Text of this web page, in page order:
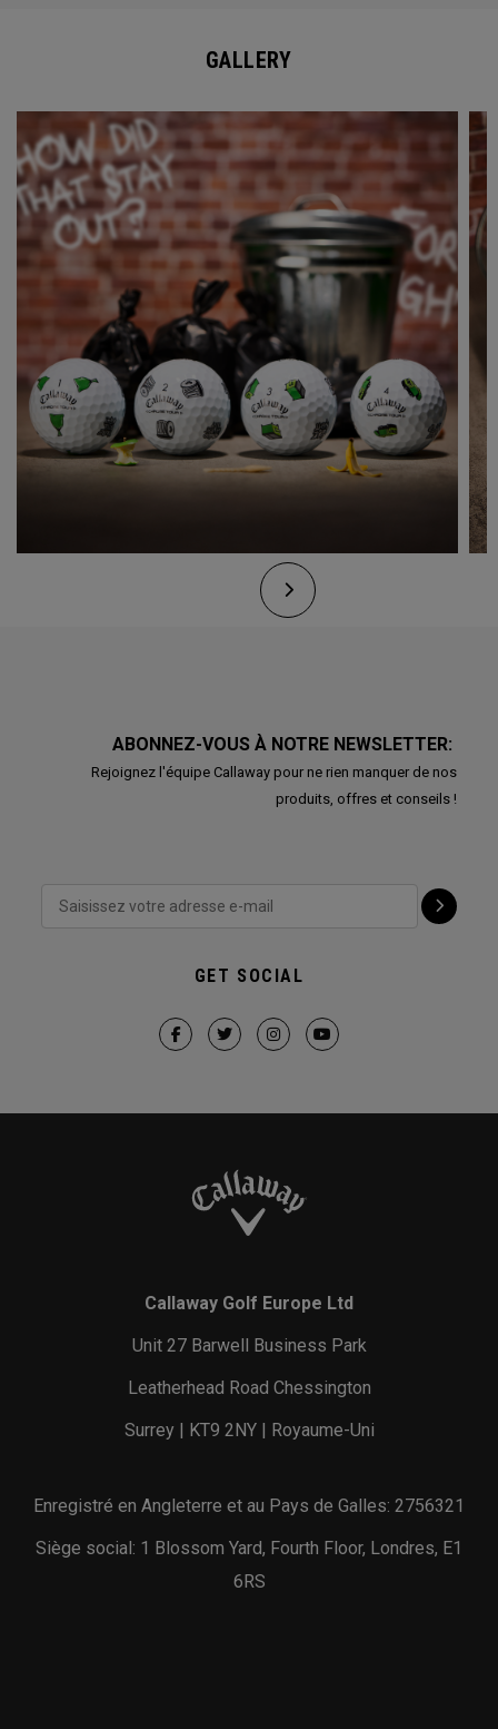
GALLERY
ABONNEZ-VOUS À NOTRE NEWSLETTER:
Rejoignez l'équipe Callaway pour ne rien manquer de nos
produits, offres et conseils !
GET SOCIAL
Callaway Golf Europe Ltd
Unit 27 Barwell Business Park
Leatherhead Road Chessington
Surrey | KT9 2NY | Royaume-Uni
Enregistré en Angleterre et au Pays de Galles: 2756321
Siège social: 1 Blossom Yard, Fourth Floor, Londres, E1
6RS